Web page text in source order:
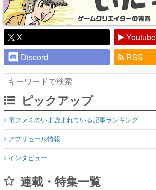
X
Youtube
Discord
RSS
ピックアップ
電ファミのいま読まれている記事ランキング
アプリセール情報
インタビュー
連載・特集一覧